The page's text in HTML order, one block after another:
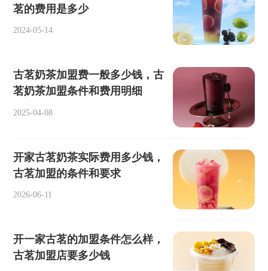
茗的费用是多少
2024-05-14
古茗奶茶加盟费一般多少钱，古
茗奶茶加盟条件和费用明细
2025-04-08
开家古茗奶茶实际费用多少钱，
古茗加盟的条件和要求
2026-06-11
开一家古茗的加盟条件怎么样，
古茗加盟店要多少钱